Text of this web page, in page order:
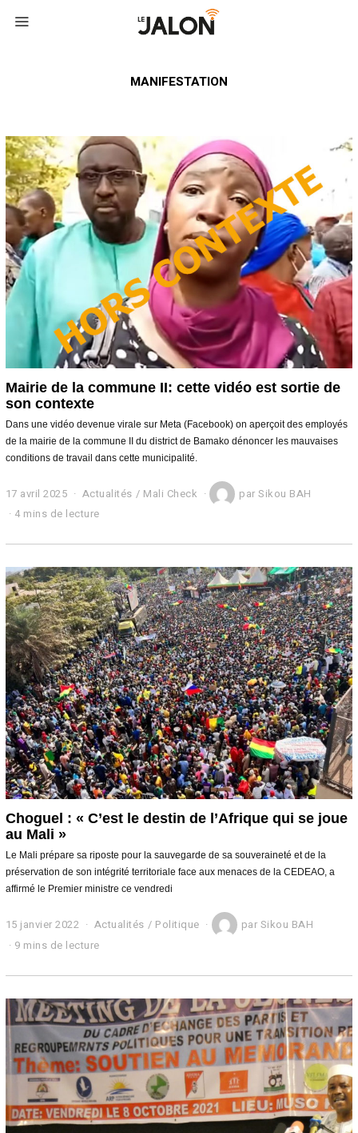
MANIFESTATION
Mairie de la commune II: cette vidéo est sortie de
son contexte
Dans une vidéo devenue virale sur Meta (Facebook) on aperçoit des employés
de la mairie de la commune II du district de Bamako dénoncer les mauvaises
conditions de travail dans cette municipalité.
17 avril 2025 Actualités / Mali Check parSikou BAH
4 mins de lecture
Choguel : « C’est le destin de l’Afrique qui se joue
au Mali »
Le Mali prépare sa riposte pour la sauvegarde de sa souveraineté et de la
préservation de son intégrité territoriale face aux menaces de la CEDEAO, a
affirmé le Premier ministre ce vendredi
15 janvier 2022
6
j
v
i
e
r
2
0
2
2
Actualités / Politique par Sikou BAH
9 mins de lecture